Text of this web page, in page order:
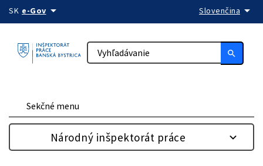
Preskočiť na obsah
SK e-Govarrow_drop_down Slovenčina arrow_drop_down
search
Sekčné menu
Národný inšpektorát práce